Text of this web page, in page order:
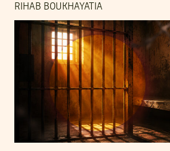
RIHAB BOUKHAYATIA